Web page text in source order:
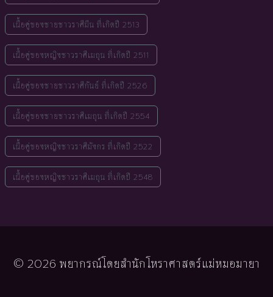
เนื้อคู่ของชายชาวราศีมีน ที่เกิดปี 2513
เนื้อคู่ของหญิงชาวราศีเมถุน ที่เกิดปี 2511
เนื้อคู่ของชายชาวราศีกันย์ ที่เกิดปี 2526
เนื้อคู่ของชายชาวราศีเมถุน ที่เกิดปี 2554
เนื้อคู่ของหญิงชาวราศีมังกร ที่เกิดปี 2522
เนื้อคู่ของหญิงชาวราศีเมถุน ที่เกิดปี 2548
© 2026 พยากรณ์โดยสำนักโหราศาสตร์แม่หมอมายา